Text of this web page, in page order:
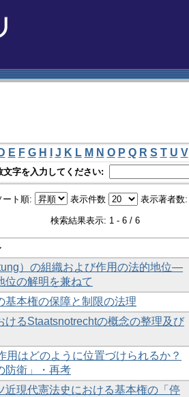
D E F G H J K L M N O P Q R S T U V
字を入力してください:
ート順: 表示件数 表示著者数:
検索結果表示: 1 - 6 / 6
）の組織および作用の法的地位―
位の解明を兼ねて
基本権の保障と制限の法理
るStaatsnotrechtの概念の整理及び
用はどのように位置づけられるか？
防衛」・再考
現代憲法史における基本権の「停